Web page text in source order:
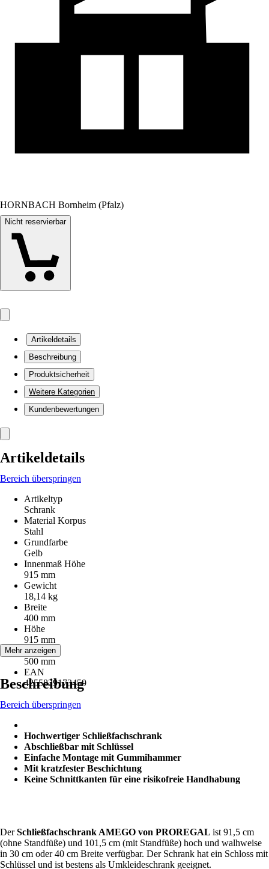
HORNBACH Bornheim (Pfalz)
Nicht reservierbar
Artikeldetails
Beschreibung
Produktsicherheit
Weitere Kategorien
Kundenbewertungen
Artikeldetails
Bereich überspringen
Artikeltyp
Schrank
Material Korpus
Stahl
Grundfarbe
Gelb
Innenmaß Höhe
915 mm
Gewicht
18,14 kg
Breite
400 mm
Höhe
915 mm
Tiefe
500 mm
EAN
4255829173459
Mehr anzeigen
Beschreibung
Bereich überspringen
Hochwertiger Schließfachschrank
Abschließbar mit Schlüssel
Einfache Montage mit Gummihammer
Mit kratzfester Beschichtung
Keine Schnittkanten für eine risikofreie Handhabung
DerSchließfachschrank AMEGO von PROREGAL ist 91,5 cm
(ohne Standfüße) und 101,5 cm (mit Standfüße) hoch und walhweise
in 30 cm oder 40 cm Breite verfügbar. Der Schrank hat ein Schloss mit
Schlüssel und ist bestens als Umkleideschrank geeignet.